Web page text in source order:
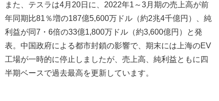
また、テスラは4月 20日に、 2022年1 ～3月期の売上高が前
年同期比81 ％増の187億5,600万ドル（約2兆4千億円）、純
利益が同7 ・ 6倍の33億1,800万ドル（約3,600億円）と発
表。中国政府による都市封鎖の影響で、期末には上海のEV
工場が一時的に停止しましたが、売上高、純利益ともに四
半期ベースで過去最高を更新しています。